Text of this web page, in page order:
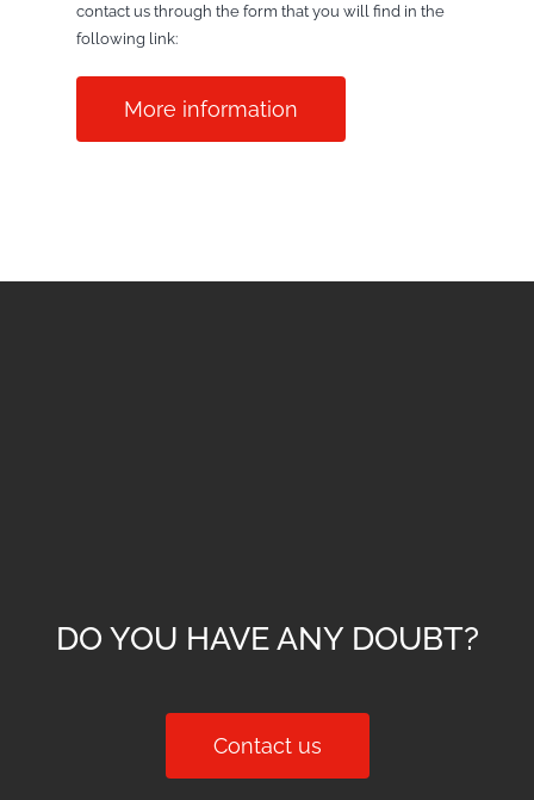
contact us through the form that you will find in the
following link:
More information
DO YOU HAVE ANY DOUBT?
Contact us